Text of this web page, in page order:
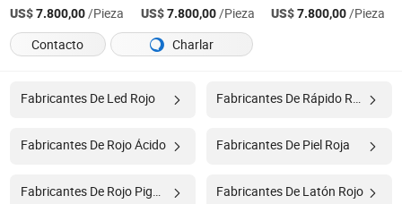
US$7.800,00/Pieza US$7.800,00/Pieza US$7.800,00/Pieza
Contacto
Charlar
Fabricantes De Led Rojo
Fabricantes De Rojo Ácido Fabricantes De Piel Roja
Fabricantes De Latón Rojo